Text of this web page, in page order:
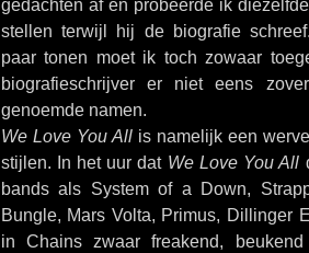
gedachten af en probeerde ik
stellen terwijl hij de biografie
paar tonen moet ik toch zowaar
biografieschrijver er niet eens
genoemde namen.
We Love You Allis namelijk een
stijlen. In het uur dat We Love You All
bands als System of a Down,
Bungle, Mars Volta, Primus, Dillinger
in Chains zwaar freakend,